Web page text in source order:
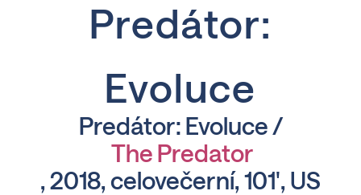
Predátor:
Evoluce
Predátor: Evoluce /
The Predator
, 2018, celovečerní, 101', US